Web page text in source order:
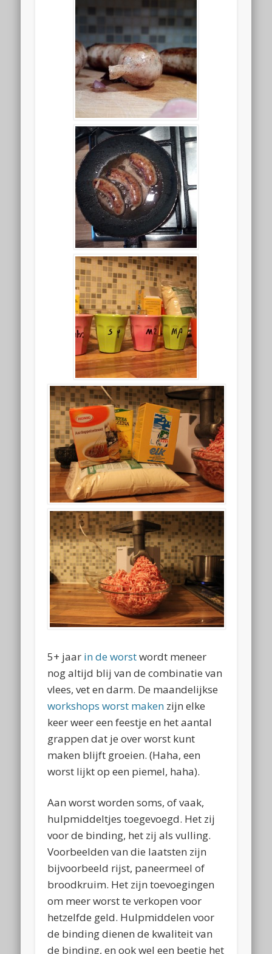
5+ jaar in de worstwordt meneer
nog altijd blij van de combinatie van
vlees, vet en darm. De maandelijkse
workshops worst maken zijn elke
keer weer een feestje en het aantal
grappen dat je over worst kunt
maken blijft groeien. (Haha, een
worst lijkt op een piemel, haha).
Aan worst worden soms, of vaak,
hulpmiddeltjes toegevoegd. Het zij
voor de binding, het zij als vulling.
Voorbeelden van die laatsten zijn
bijvoorbeeld rijst, paneermeel of
broodkruim. Het zijn toevoegingen
om meer worst te verkopen voor
hetzelfde geld. Hulpmiddelen voor
de binding dienen de kwaliteit van
de binding, en ook wel een beetje het